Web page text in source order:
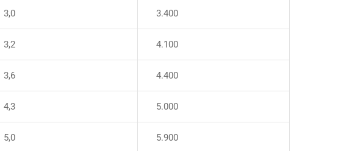
3,0 3.400
3,2 4.100
3,6 4.400
4,3 5.000
5,0 5.900